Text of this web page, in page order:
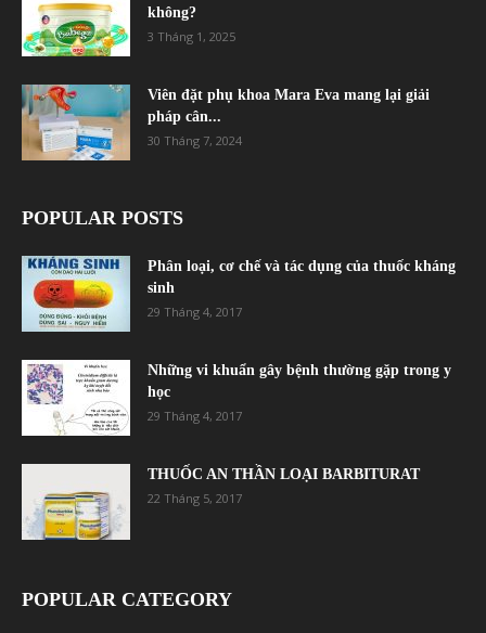
không?
3 Tháng 1, 2025
Viên đặt phụ khoa Mara Eva mang lại giải
pháp cân...
30 Tháng 7, 2024
POPULAR POSTS
Phân loại, cơ chế và tác dụng của thuốc kháng
sinh
29 Tháng 4, 2017
Những vi khuẩn gây bệnh thường gặp trong y
học
29 Tháng 4, 2017
THUỐC AN THẦN LOẠI BARBITURAT
22 Tháng 5, 2017
POPULAR CATEGORY